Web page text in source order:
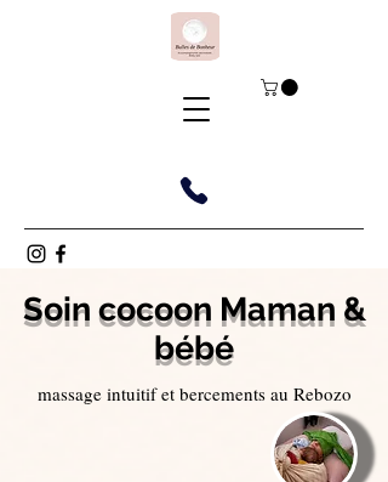
Soin cocoon Maman &
bébé
massage intuitif et bercements au Rebozo